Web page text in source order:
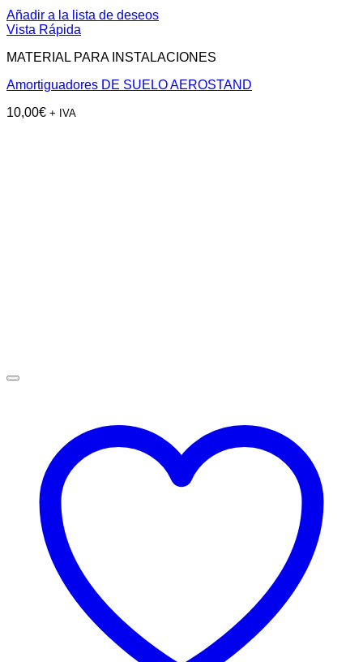
Añadir a la lista de deseos
Vista Rápida
MATERIAL PARA INSTALACIONES
Amortiguadores DE SUELO AEROSTAND
10,00€ + IVA